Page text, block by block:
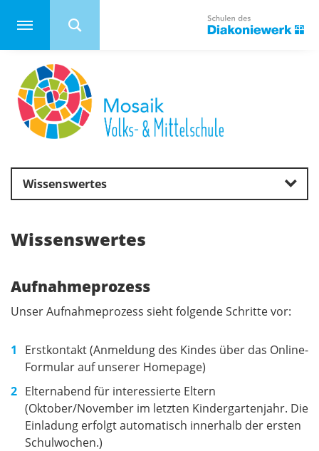
Wissenswertes
Wissenswertes
Aufnahmeprozess
Unser Aufnahmeprozess sieht folgende Schritte vor:
Erstkontakt (Anmeldung des Kindes über das Online-
Formular auf unserer Homepage)
Elternabend für interessierte Eltern
(Oktober/November im letzten Kindergartenjahr. Die
Einladung erfolgt automatisch innerhalb der ersten
Schulwochen.)